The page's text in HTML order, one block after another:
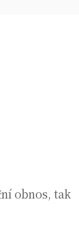
obnos, tak